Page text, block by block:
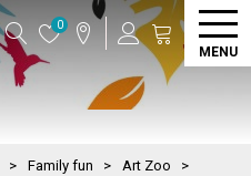
0
MENU
> Family fun > Art Zoo
>